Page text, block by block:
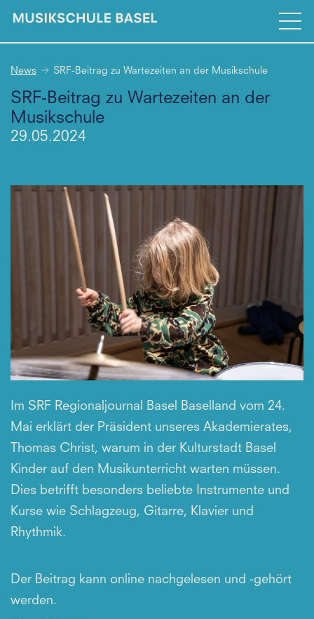
News SRF-Beitrag zu Wartezeiten an der Musikschule
SRF-Beitrag zu Wartezeiten an der
Musikschule
29.05.2024
Im SRF Regionaljournal Basel Baselland vom 24.
Mai erklärt der Präsident unseres Akademierates,
Thomas Christ, warum in der Kulturstadt Basel
Kinder auf den Musikunterricht warten müssen.
Dies betrifft besonders beliebte Instrumente und
Kurse wie Schlagzeug, Gitarre, Klavier und
Rhythmik.
Der Beitrag kann online nachgelesen und -gehört
werden.